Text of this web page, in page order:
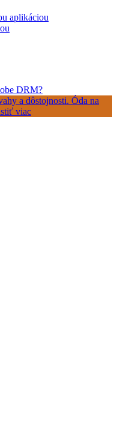
aplikáciou
DRM?